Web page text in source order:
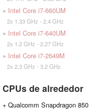
» Intel Core i7-660UM
2x 1.33 GHz - 2.4 GHz
» Intel Core i7-640UM
2x 1.2 GHz - 2.27 GHz
» Intel Core i7-2649M
2x 2.3 GHz - 3.2 GHz
CPUs de alrededor
+ Qualcomm Snapdragon 850